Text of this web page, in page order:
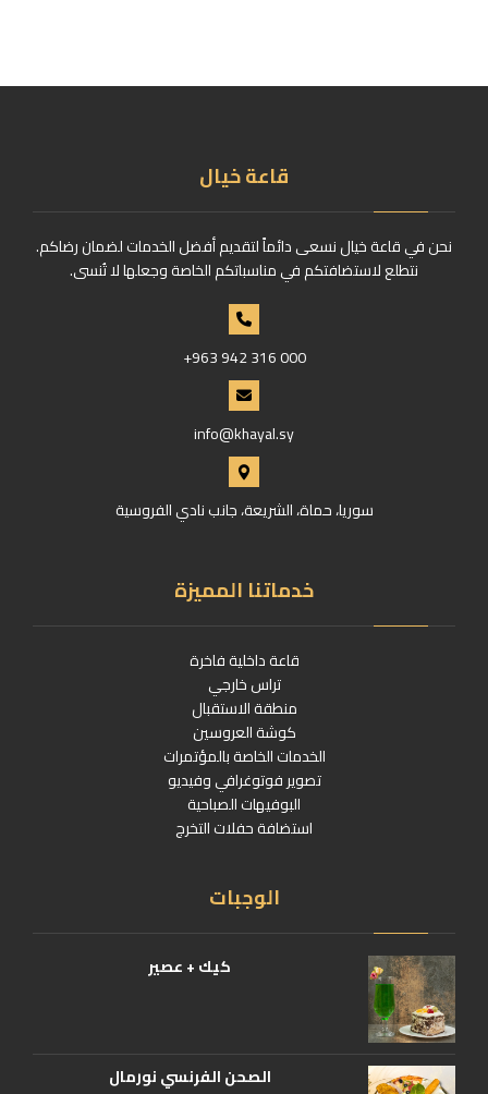
قاعة خيال
نحن في قاعة خيال نسعى دائماً لتقديم أفضل الخدمات لضمان رضاكم.
نتطلع لاستضافتكم في مناسباتكم الخاصة وجعلها لا تُنسى.
+963 942 316 000
info@khayal.sy
سوريا، حماة، الشريعة، جانب نادي الفروسية
خدماتنا المميزة
قاعة داخلية فاخرة
تراس خارجي
منطقة الاستقبال
كوشة العروسين
الخدمات الخاصة بالمؤتمرات
تصوير فوتوغرافي وفيديو
البوفيهات الصباحية
استضافة حفلات التخرج
الوجبات
كيك + عصير
الصحن الفرنسي نورمال